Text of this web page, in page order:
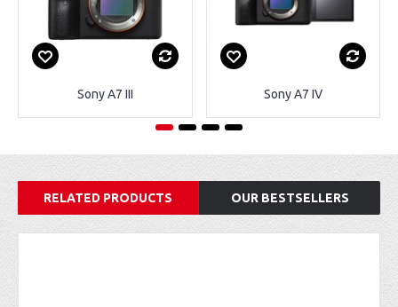
Sony A7 III Sony A7 IV
RELATED PRODUCTS OUR BESTSELLERS